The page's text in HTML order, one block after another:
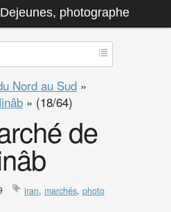
photographe
Nord au Sud »
» (18/64)
de
iran, marchés, photo